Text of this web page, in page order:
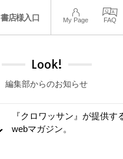
書店様入口 My Page FAQ
Look!
編集部からのお知らせ
『クロワッサン』が提供す
webマガジン。